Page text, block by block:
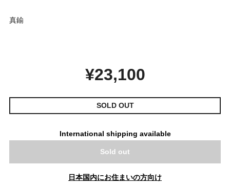
真鍮
¥23,100
SOLD OUT
International shipping available
Sold out
日本国内にお住まいの方向け